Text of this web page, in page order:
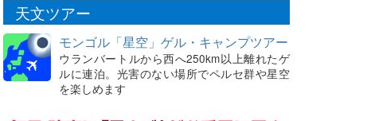
天文ツアー
モンゴル「星空」ゲル・キャンプツアー
ウランバートルから西へ250km以上離れたゲ
ルに連泊。光害のない場所でペルセ群や星空
を楽しめます